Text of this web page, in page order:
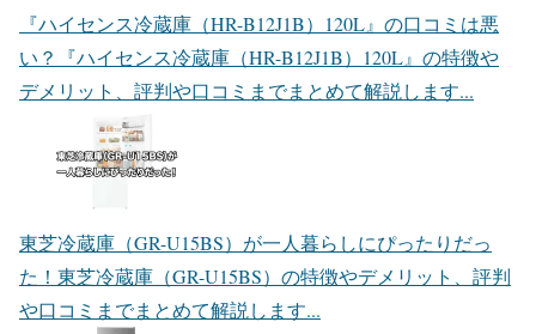
『ハイセンス冷蔵庫（HR-B12J1B）120L』の口コミは悪
い？
『ハイセンス冷蔵庫（HR-B12J1B）120L』の特徴や
デメリット、評判や口コミまでまとめて解説します...
東芝冷蔵庫（GR-U15BS）が一人暮らしにぴったりだっ
た！ 東芝冷蔵庫（GR-U15BS）の特徴やデメリット、評判
や口コミまでまとめて解説します...